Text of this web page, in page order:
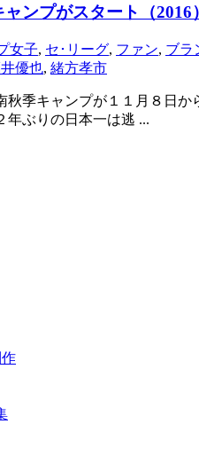
ンプがスタート（2016）
女子, セ･リーグ, ファン, ブラ
優也, 緒方孝市
季キャンプが１１月８日
ぶりの日本一は逃 ...